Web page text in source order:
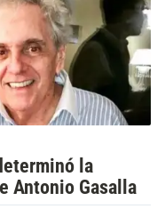
la
Antonio Gasalla